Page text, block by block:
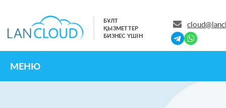
БҰЛТ
ҚЫЗМЕТТЕР
БИЗНЕС ҮШІН
МЕНЮ